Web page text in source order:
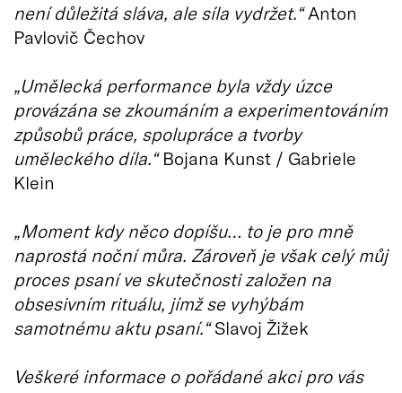
není důležitá sláva, ale síla vydržet.“Anton
Pavlovič Čechov
„Umělecká performance byla vždy úzce
provázána se zkoumáním a experimentováním
způsobů práce, spolupráce a tvorby
uměleckého díla.“Bojana Kunst / Gabriele
Klein
„Moment kdy něco dopíšu… to je pro mně
naprostá noční můra. Zároveň je však celý můj
proces psaní ve skutečnosti založen na
obsesivním rituálu, jímž se vyhýbám
samotnému aktu psaní.“Slavoj Žižek
Veškeré informace o pořádané akci pro vás